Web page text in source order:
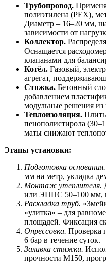
Трубопровод.
полиэтилена (PEX),
Диаметр – 16–20 мм,
зависимости от
Коллектор.
Оснащается
клапанами для
Котёл. Газовый,
агрегат,
Стяжка. Бетонный
добавлением
модульные решения
Теплоизоляция.
пенополистирола
маты снижают
Этапы установки:
Подготовка основания.
мм на метр, укладка
Монтаж утеплителя.
или ЭППС 50–100 мм,
Раскладка труб.
«улитка» – для
площадей. Фиксация
Опрессовка. Проверка
6 бар в течение суток.
Заливка стяжки.
прочности М150,